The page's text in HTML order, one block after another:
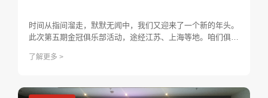
时间从指间溜走，默默无闻中，我们又迎来了一个新的年头。
此次第五期金冠俱乐部活动，途经江苏、上海等地。咱们俱乐
了解更多 >